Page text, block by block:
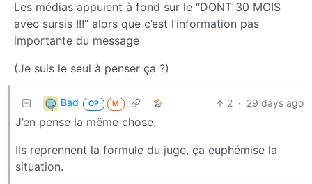
Les médias appuient à fond sur le “DONT 30 MOIS
avec sursis !!!” alors que c’est l’information pas
importante du message
(Je suis le seul à penser ça ?)
Bad OP M 2 · 29 days ago
J’en pense la même chose.
Ils reprennent la formule du juge, ça euphémise la
situation.